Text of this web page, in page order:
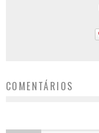
COMENTÁRIOS